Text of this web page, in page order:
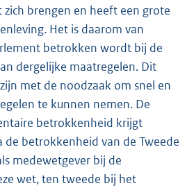
brengen en heeft een grote
Het is daarom van
betrokken wordt bij de
dergelijke maatregelen. Dit
met de noodzaak om snel en
te kunnen nemen. De
betrokkenheid krijgt
de betrokkenheid van de Tweede
medewetgever bij de
wet, ten tweede bij het